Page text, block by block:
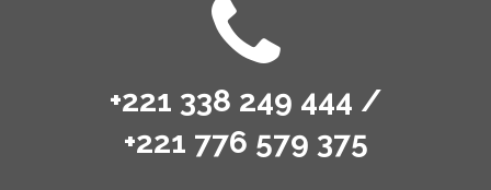
+221 338 249 444 /
+221 776 579 375